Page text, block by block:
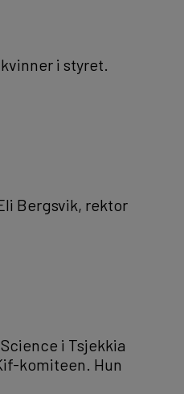
i styret.
Bergsvik, rektor
i Tsjekkia
komiteen. Hun